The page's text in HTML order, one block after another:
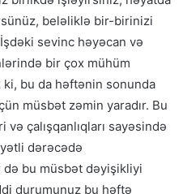
beləliklə bir-birinizi
sevinc həyəcan və
bir çox mühüm
bu da həftənin sonunda
müsbət zəmin yaradır. Bu
çalışqanlıqları sayəsində
dərəcədə
də bu müsbət dəyişikliyi
durumunuz bu həftə